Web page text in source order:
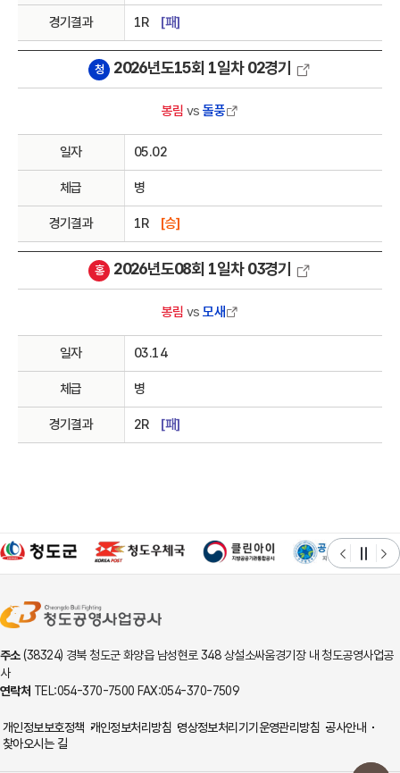
경기결과 1R [패]
청 2026년도15회 1일차 02경기
봉림 vs 돌풍
일자 05.02
체급 병
경기결과 1R [승]
홍 2026년도08회 1일차 03경기
봉림 vs 모새
일자 03.14
체급 병
경기결과 2R [패]
주소(38324) 경북 청도군 화양읍 남성현로 348 상설소싸움경기장 내 청도공영사업공
사
연락처 TEL:054-370-7500 FAX:054-370-7509
개인정보보호정책 개인정보처리방침 영상정보처리기기운영관리방침 공사안내
찾아오시는 길